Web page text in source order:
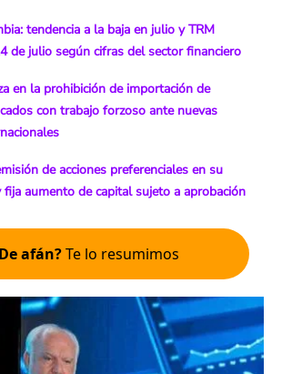
tendencia a la baja en julio y TRM
de julio según cifras del sector financiero
en la prohibición de importación de
con trabajo forzoso ante nuevas
de acciones preferenciales en su
aumento de capital sujeto a aprobación
afán?Te lo resumimos